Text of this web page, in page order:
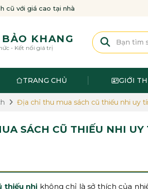
cũ với giá cao tại nhà
KHANG
- Kết nối giá trị
TRANG CHỦ GIỚI
Địa chỉ thu mua sách cũ thiếu nhi uy
SÁCH CŨ THIẾU NHI UY
thiếu nhi không chỉ là sở thích của